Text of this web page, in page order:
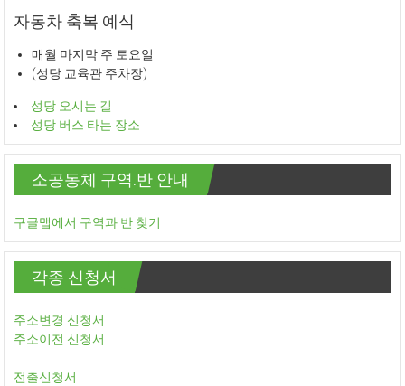
자동차 축복 예식
매월 마지막 주 토요일
(성당 교육관 주차장)
성당 오시는 길
성당 버스 타는 장소
소공동체 구역.반 안내
구글맵에서 구역과 반 찾기
각종 신청서
주소변경 신청서
주소이전 신청서
전출신청서